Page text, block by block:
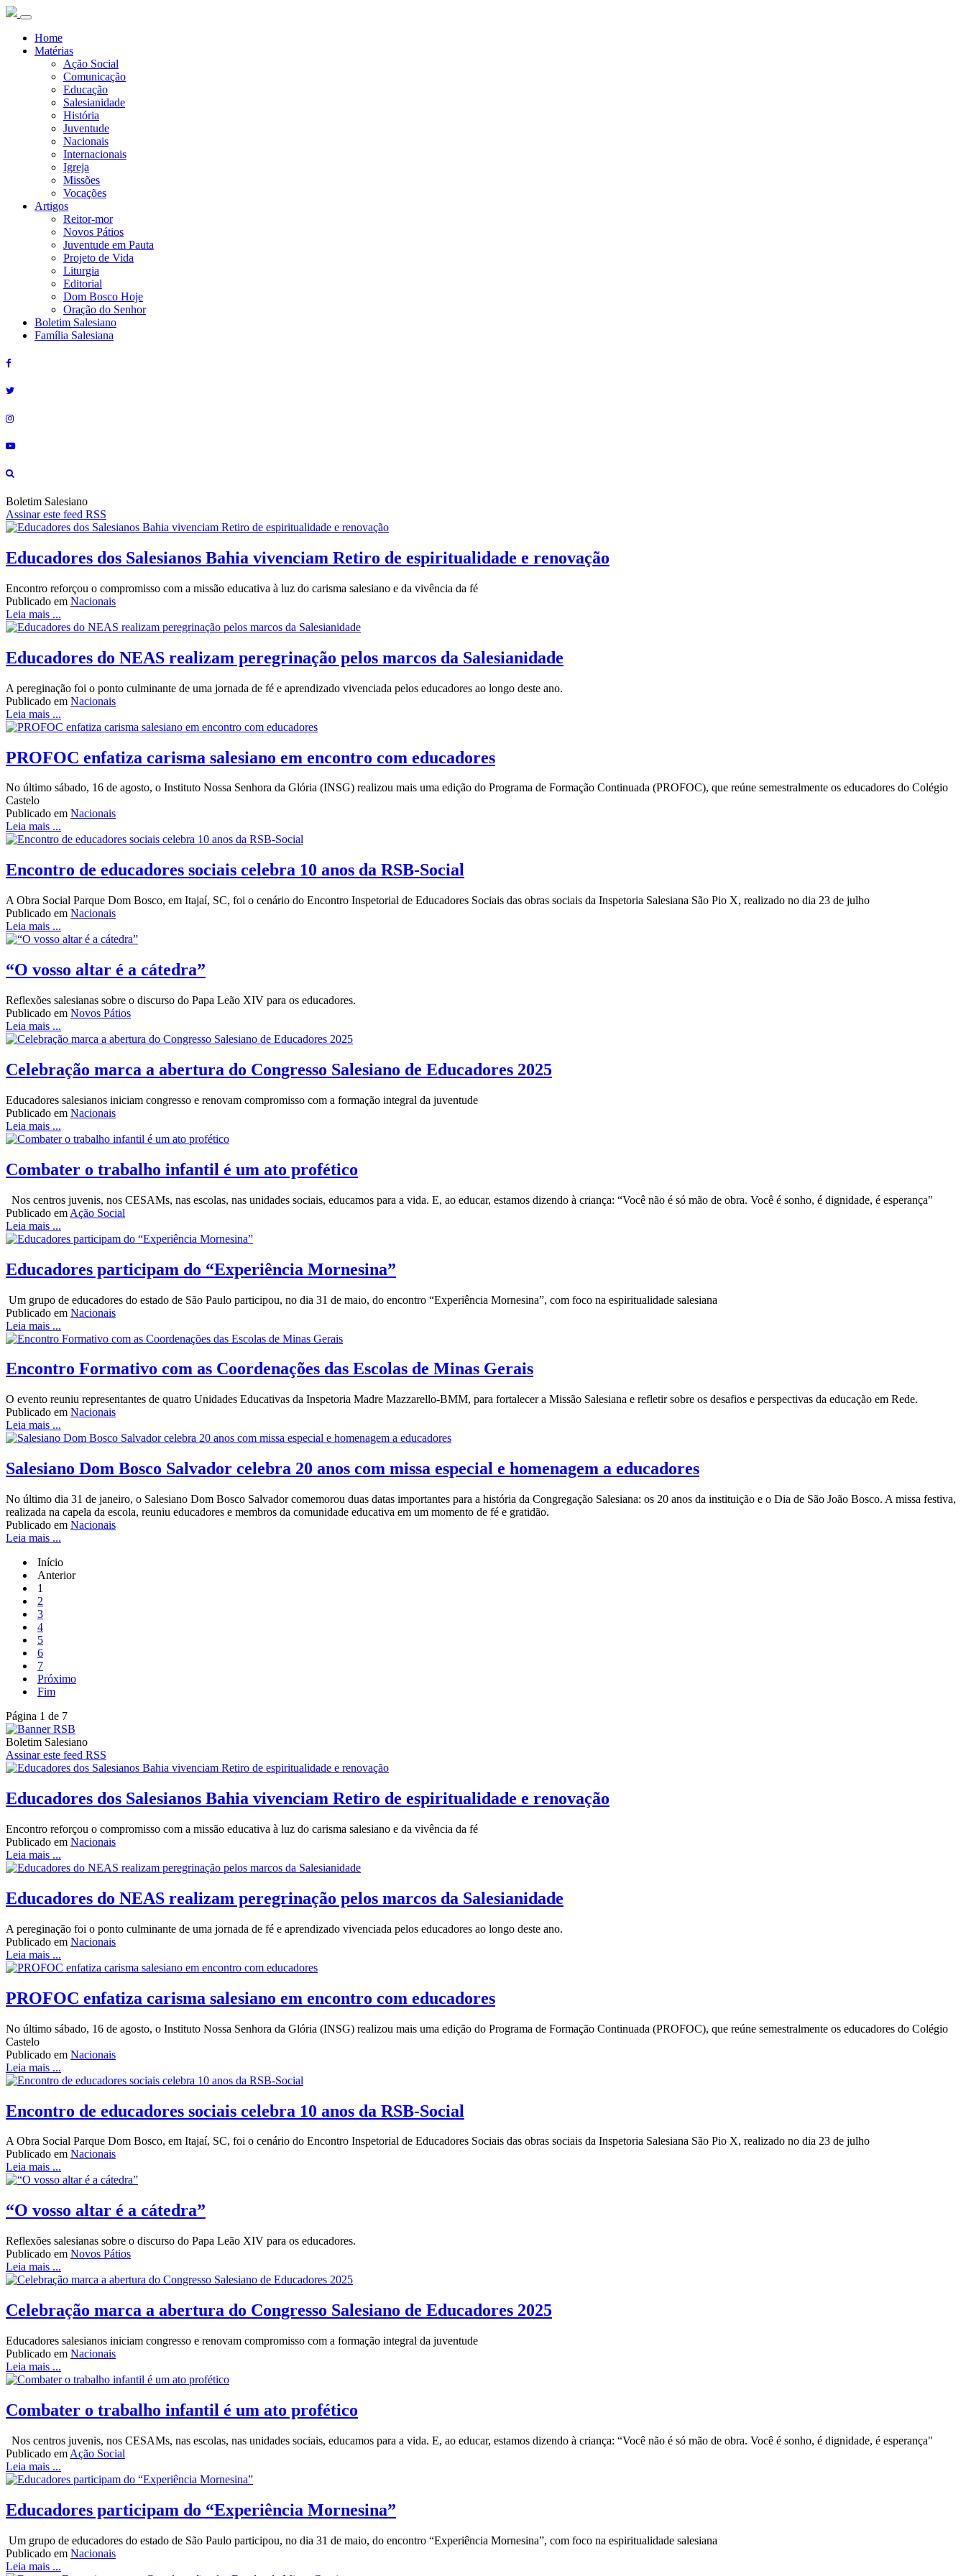
Home
Matérias
Ação Social
Comunicação
Educação
Salesianidade
História
Juventude
Nacionais
Internacionais
Igreja
Missões
Vocações
Artigos
Reitor-mor
Novos Pátios
Juventude em Pauta
Projeto de Vida
Liturgia
Editorial
Dom Bosco Hoje
Oração do Senhor
Boletim Salesiano
Família Salesiana
Boletim Salesiano
Assinar este feed RSS
Educadores dos Salesianos Bahia vivenciam Retiro de espiritualidade e renovação
Encontro reforçou o compromisso com a missão educativa à luz do carisma salesiano e da vivência da fé
Publicado em Nacionais
Leia mais ...
Educadores do NEAS realizam peregrinação pelos marcos da Salesianidade
A pereginação foi o ponto culminante de uma jornada de fé e aprendizado vivenciada pelos educadores ao longo deste ano.
Publicado em Nacionais
Leia mais ...
PROFOC enfatiza carisma salesiano em encontro com educadores
No último sábado, 16 de agosto, o Instituto Nossa Senhora da Glória (INSG) realizou mais uma edição do Programa de Formação Continuada (PROFOC), que reúne semestralmente os educadores do Colégio
Castelo
Publicado em Nacionais
Leia mais ...
Encontro de educadores sociais celebra 10 anos da RSB-Social
A Obra Social Parque Dom Bosco, em Itajaí, SC, foi o cenário do Encontro Inspetorial de Educadores Sociais das obras sociais da Inspetoria Salesiana São Pio X, realizado no dia 23 de julho
Publicado em Nacionais
Leia mais ...
“O vosso altar é a cátedra”
Reflexões salesianas sobre o discurso do Papa Leão XIV para os educadores.
Publicado em Novos Pátios
Leia mais ...
Celebração marca a abertura do Congresso Salesiano de Educadores 2025
Educadores salesianos iniciam congresso e renovam compromisso com a formação integral da juventude
Publicado em Nacionais
Leia mais ...
Combater o trabalho infantil é um ato profético
Nos centros juvenis, nos CESAMs, nas escolas, nas unidades sociais, educamos para a vida. E, ao educar, estamos dizendo à criança: “Você não é só mão de obra. Você é sonho, é dignidade, é esperança"
Publicado em Ação Social
Leia mais ...
Educadores participam do “Experiência Mornesina”
Um grupo de educadores do estado de São Paulo participou, no dia 31 de maio, do encontro “Experiência Mornesina”, com foco na espiritualidade salesiana
Publicado em Nacionais
Leia mais ...
Encontro Formativo com as Coordenações das Escolas de Minas Gerais
O evento reuniu representantes de quatro Unidades Educativas da Inspetoria Madre Mazzarello-BMM, para fortalecer a Missão Salesiana e refletir sobre os desafios e perspectivas da educação em Rede.
Publicado em Nacionais
Leia mais ...
Salesiano Dom Bosco Salvador celebra 20 anos com missa especial e homenagem a educadores
No último dia 31 de janeiro, o Salesiano Dom Bosco Salvador comemorou duas datas importantes para a história da Congregação Salesiana: os 20 anos da instituição e o Dia de São João Bosco. A missa festiva,
realizada na capela da escola, reuniu educadores e membros da comunidade educativa em um momento de fé e gratidão.
Publicado em Nacionais
Leia mais ...
Início
Anterior
1
2
3
4
5
6
7
Próximo
Fim
Página 1 de 7
Boletim Salesiano
Assinar este feed RSS
Educadores dos Salesianos Bahia vivenciam Retiro de espiritualidade e renovação
Encontro reforçou o compromisso com a missão educativa à luz do carisma salesiano e da vivência da fé
Publicado em Nacionais
Leia mais ...
Educadores do NEAS realizam peregrinação pelos marcos da Salesianidade
A pereginação foi o ponto culminante de uma jornada de fé e aprendizado vivenciada pelos educadores ao longo deste ano.
Publicado em Nacionais
Leia mais ...
PROFOC enfatiza carisma salesiano em encontro com educadores
No último sábado, 16 de agosto, o Instituto Nossa Senhora da Glória (INSG) realizou mais uma edição do Programa de Formação Continuada (PROFOC), que reúne semestralmente os educadores do Colégio
Castelo
Publicado em Nacionais
Leia mais ...
Encontro de educadores sociais celebra 10 anos da RSB-Social
A Obra Social Parque Dom Bosco, em Itajaí, SC, foi o cenário do Encontro Inspetorial de Educadores Sociais das obras sociais da Inspetoria Salesiana São Pio X, realizado no dia 23 de julho
Publicado em Nacionais
Leia mais ...
“O vosso altar é a cátedra”
Reflexões salesianas sobre o discurso do Papa Leão XIV para os educadores.
Publicado em Novos Pátios
Leia mais ...
Celebração marca a abertura do Congresso Salesiano de Educadores 2025
Educadores salesianos iniciam congresso e renovam compromisso com a formação integral da juventude
Publicado em Nacionais
Leia mais ...
Combater o trabalho infantil é um ato profético
Nos centros juvenis, nos CESAMs, nas escolas, nas unidades sociais, educamos para a vida. E, ao educar, estamos dizendo à criança: “Você não é só mão de obra. Você é sonho, é dignidade, é esperança"
Publicado em Ação Social
Leia mais ...
Educadores participam do “Experiência Mornesina”
Um grupo de educadores do estado de São Paulo participou, no dia 31 de maio, do encontro “Experiência Mornesina”, com foco na espiritualidade salesiana
Publicado em Nacionais
Leia mais ...